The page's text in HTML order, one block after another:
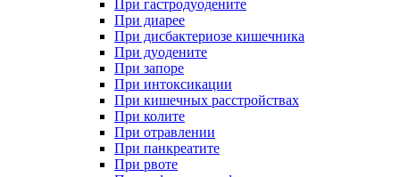
При гастродуодените
При диарее
При дисбактериозе кишечника
При дуодените
При запоре
При интоксикации
При кишечных расстройствах
При колите
При отравлении
При панкреатите
При рвоте